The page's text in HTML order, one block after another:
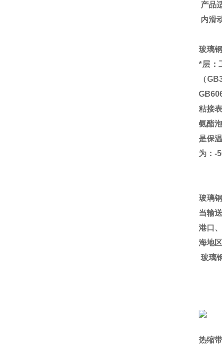
产品
内滑
玻璃
*层：
（
粘接
氨酯
是保
为： -
玻璃
当输
港口
海地
玻璃
热缩